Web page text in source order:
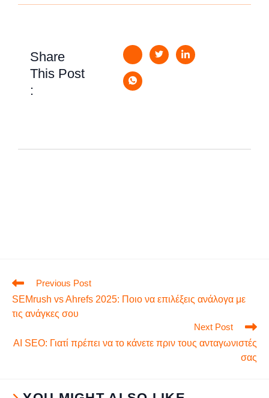
Share
This Post
:
Previous Post
SEMrush vs Ahrefs 2025: Ποιο να επιλέξεις ανάλογα με
τις ανάγκες σου
Next Post
AI SEO: Γιατί πρέπει να το κάνετε πριν τους ανταγωνιστές
σας